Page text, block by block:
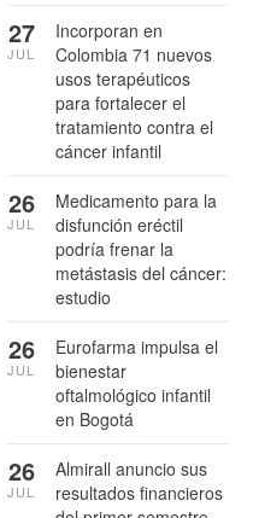
Incorporan en
Colombia 71 nuevos
usos terapéuticos
para fortalecer el
tratamiento contra el
cáncer infantil
27
JUL
Medicamento para la
disfunción eréctil
podría frenar la
metástasis del cáncer:
estudio
26
JUL
Eurofarma impulsa el
bienestar
oftalmológico infantil
en Bogotá
26
JUL
Almirall anuncio sus
resultados financieros
26
JUL